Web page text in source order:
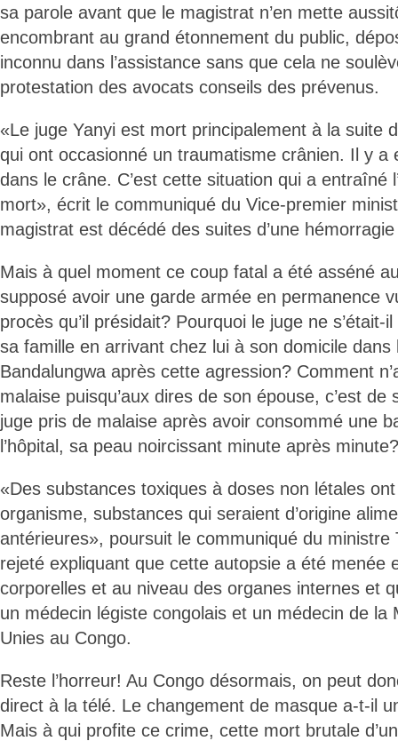
sa parole avant que le magistrat n’en mette
encombrant au grand étonnement du public,
inconnu dans l’assistance sans que cela ne
protestation des avocats conseils des prévenus.
«Le juge Yanyi est mort principalement à la suite
qui ont occasionné un traumatisme crânien. Il y a
dans le crâne. C’est cette situation qui a entraîné
mort», écrit le communiqué du Vice-premier
magistrat est décédé des suites d’une
Mais à quel moment ce coup fatal a été asséné
supposé avoir une garde armée en permanence
procès qu’il présidait? Pourquoi le juge ne s’était-
sa famille en arrivant chez lui à son domicile dans
Bandalungwa après cette agression? Comment
malaise puisqu’aux dires de son épouse, c’est de
juge pris de malaise après avoir consommé une
l’hôpital, sa peau noircissant minute après minute?
«Des substances toxiques à doses non létales
organisme, substances qui seraient d’origine
antérieures», poursuit le communiqué du ministre
rejeté expliquant que cette autopsie a été menée
corporelles et au niveau des organes internes et
un médecin légiste congolais et un médecin de la
Unies au Congo.
Reste l’horreur! Au Congo désormais, on peut
direct à la télé. Le changement de masque a-t-il
Mais à qui profite ce crime, cette mort brutale